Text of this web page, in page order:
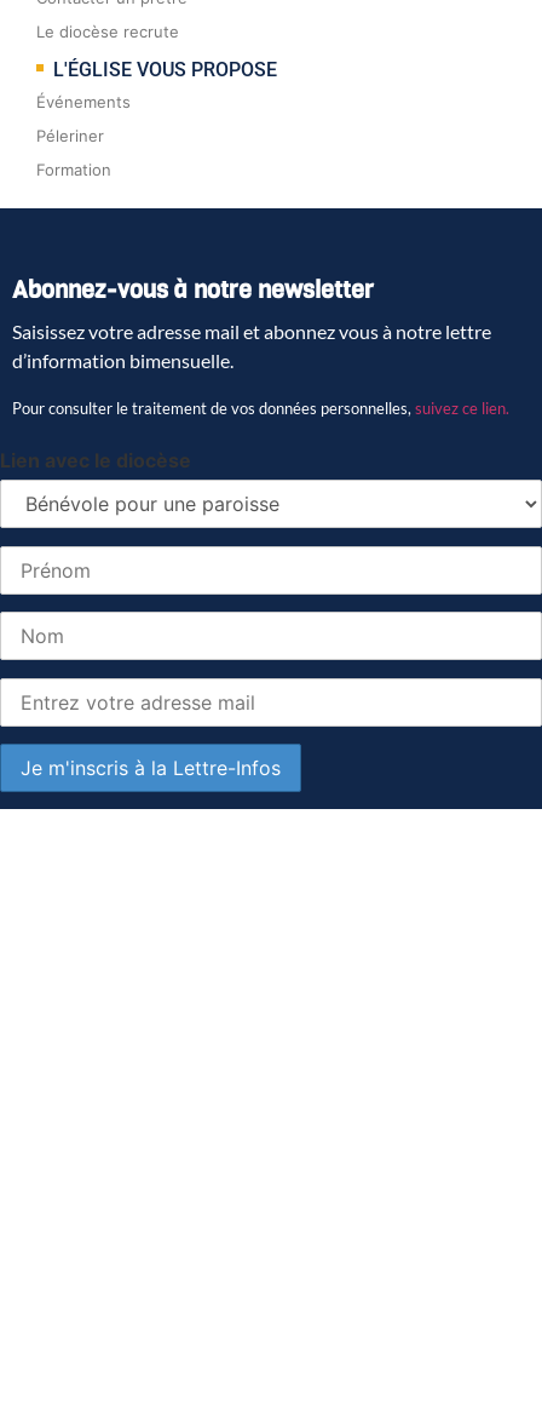
Le diocèse recrute
L'ÉGLISE VOUS PROPOSE
Événements
Péleriner
Formation
Abonnez-vous à notre newsletter
Saisissez votre adresse mail et abonnez vous à notre lettre
d’information bimensuelle.
Pour consulter le traitement de vos données personnelles, suivez ce lien.
Lien avec le diocèse